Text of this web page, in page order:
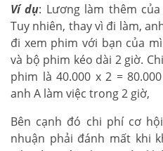
Ví dụ: Lương làm thêm
Tuy nhiên, thay vì đi làm,
đi xem phim với bạn của
và bộ phim kéo dài 2 giờ.
phim là 40.000 x 2 =
anh A làm việc trong 2 giờ,
Bên cạnh đó chi phí cơ
nhuận phải đánh mất khi